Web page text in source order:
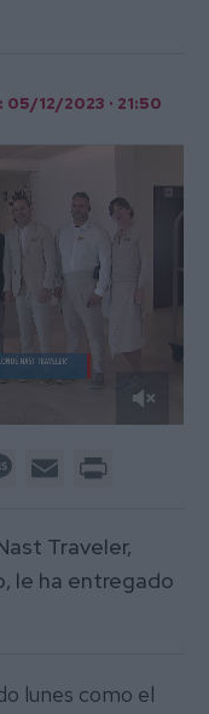
12/2023 · 21:50
Message
Email
Traveler,
le ha entregado
lunes como el